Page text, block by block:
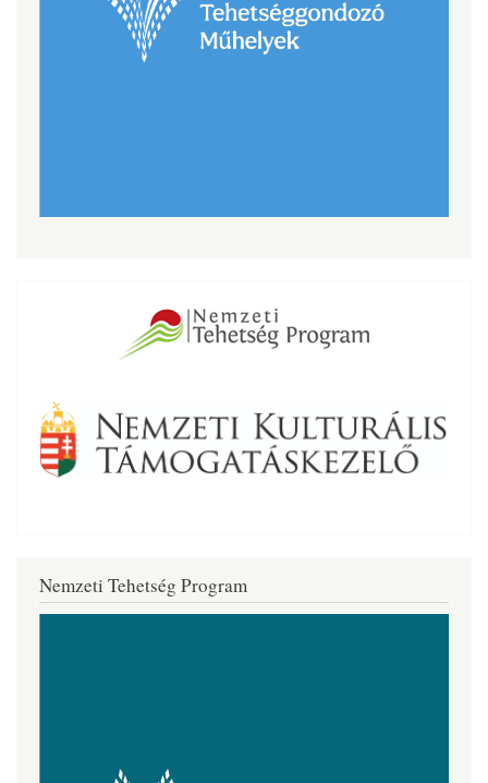
Nemzeti Tehetség Program